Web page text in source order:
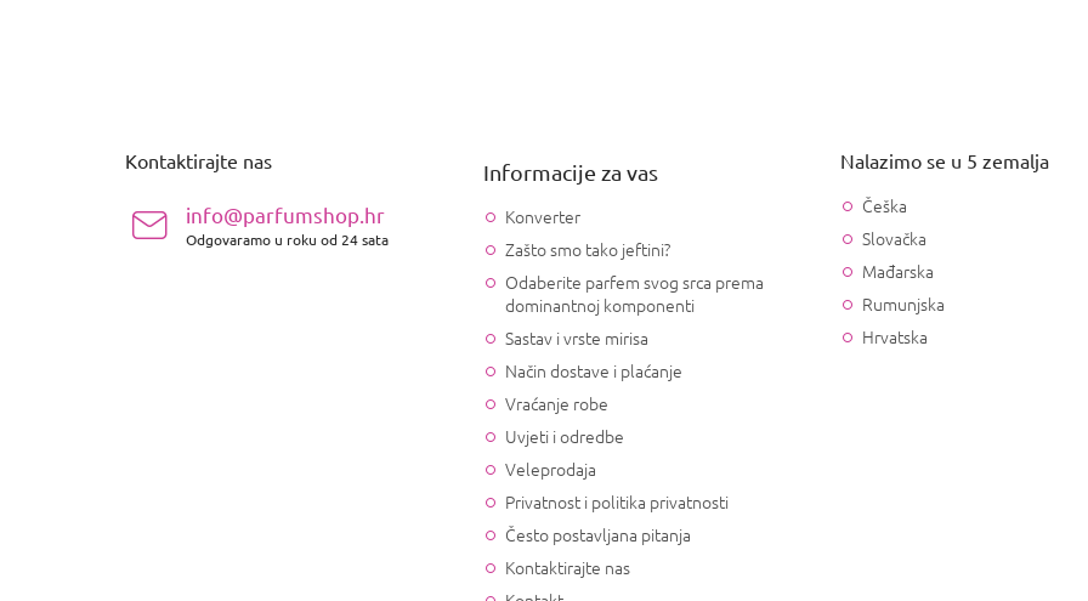
Kontaktirajte nas
info@parfumshop.hr
Odgovaramo u roku od 24 sata
Informacije za vas
Konverter
Zašto smo tako jeftini?
Odaberite parfem svog srca prema
dominantnoj komponenti
Sastav i vrste mirisa
Način dostave i plaćanje
Vraćanje robe
Uvjeti i odredbe
Veleprodaja
Privatnost i politika privatnosti
Često postavljana pitanja
Kontaktirajte nas
Nalazimo se u 5 zemalja
Češka
Slovačka
Mađarska
Rumunjska
Hrvatska